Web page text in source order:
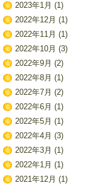
2023年1月 (1)
2022年12月 (1)
2022年11月 (1)
2022年10月 (3)
2022年9月 (2)
2022年8月 (1)
2022年7月 (2)
2022年6月 (1)
2022年5月 (1)
2022年4月 (3)
2022年3月 (1)
2022年1月 (1)
2021年12月 (1)